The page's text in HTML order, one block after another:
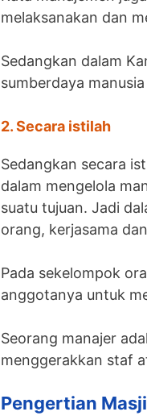
melaksanakan dan
Sedangkan dalam
sumberdaya
2. Secara istilah
Sedangkan secara
dalam mengelola
suatu tujuan. Jadi
orang, kerjasama
Pada sekelompok
anggotanya untuk
Seorang manajer
menggerakkan staf
Pengertian